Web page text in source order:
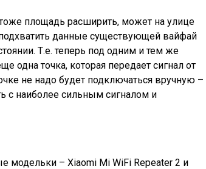
площадь расширить, может на улице
подхватить данные существующей вайфай
Т.е. теперь под одним и тем же
одна точка, которая передает сигнал от
не надо будет подключаться вручную –
с наиболее сильным сигналом и
модельки – Xiaomi Mi WiFi Repeater 2 и